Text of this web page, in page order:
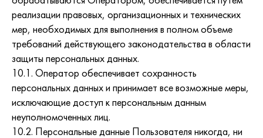
реализации правовых, организационных и технических
мер, необходимых для выполнения в полном объеме
требований действующего законодательства в области
защиты персональных данных.
10.1. Оператор обеспечивает сохранность
персональных данных и принимает все возможные меры,
исключающие доступ к персональным данным
неуполномоченных лиц.
10.2. Персональные данные Пользователя никогда, ни